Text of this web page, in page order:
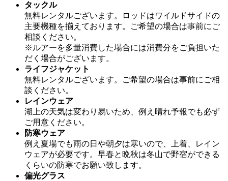
タックル
無料レンタルございます。ロッドはワイルドサイドの
主要機種を揃えております。ご希望の場合は事前にご
相談ください。
※ルアーを多量消費した場合には消費分をご負担いた
だく場合がございます。
ライフジャケット
無料レンタルございます。ご希望の場合は事前にご相
談ください。
レインウェア
湖上の天気は変わり易いため、例え晴れ予報でも必ず
ご用意ください。
防寒ウェア
例え夏場でも雨の日や朝夕は寒いので、上着、レイン
ウェアが必要です。早春と晩秋は冬山で野宿ができる
くらいの防寒でお願い致します。
偏光グラス